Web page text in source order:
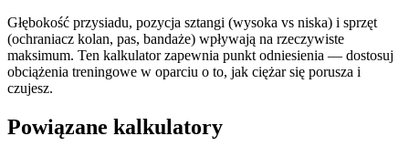
Głębokość przysiadu, pozycja sztangi (wysoka vs niska) i sprzęt
(ochraniacz kolan, pas, bandaże) wpływają na rzeczywiste
maksimum. Ten kalkulator zapewnia punkt odniesienia — dostosuj
obciążenia treningowe w oparciu o to, jak ciężar się porusza i
czujesz.
Powiązane kalkulatory